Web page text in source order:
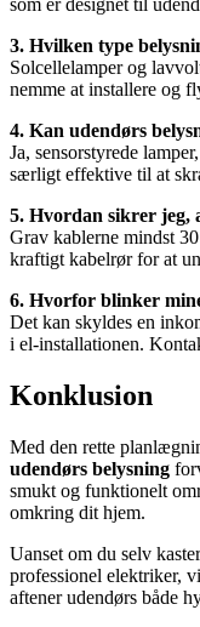
som er designet til
3. Hvilken type
Solcellelamper og
nemme at installere og
4. Kan udendørs
Ja, sensorstyrede
særligt effektive til at
5. Hvordan sikrer jeg,
Grav kablerne mindst
kraftigt kabelrør for at
6. Hvorfor blinker
Det kan skyldes en
i el-installationen.
Konklusion
Med den rette
udendørs belysning
smukt og funktionelt
omkring dit hjem.
Uanset om du selv
professionel elektriker,
aftener udendørs både